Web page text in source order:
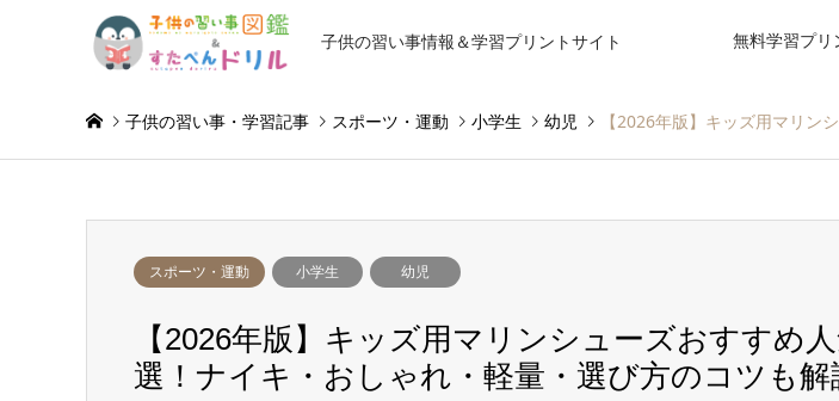
子供の習い事情報＆学習プリントサイト 無料学習プリ
子供の習い事・学習記事 スポーツ・運動 小学生 幼児 【2026年版】キッズ用マリン
スポーツ・運動 小学生 幼児
【2026年版】キッズ用マリンシューズおすすめ
選！ナイキ・おしゃれ・軽量・選び方のコツも解